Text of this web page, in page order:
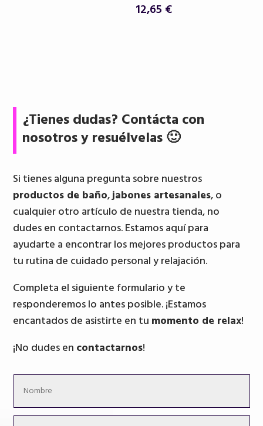
12,65 €
¿Tienes dudas? Contácta con
nosotros y resuélvelas 🙂
Si tienes alguna pregunta sobre nuestros
productos de baño,jabones artesanales, o
cualquier otro artículo de nuestra tienda, no
dudes en contactarnos. Estamos aquí para
ayudarte a encontrar los mejores productos para
tu rutina de cuidado personal y relajación.
Completa el siguiente formulario y te
responderemos lo antes posible. ¡Estamos
encantados de asistirte en tu momento de relax!
¡No dudes en contactarnos!